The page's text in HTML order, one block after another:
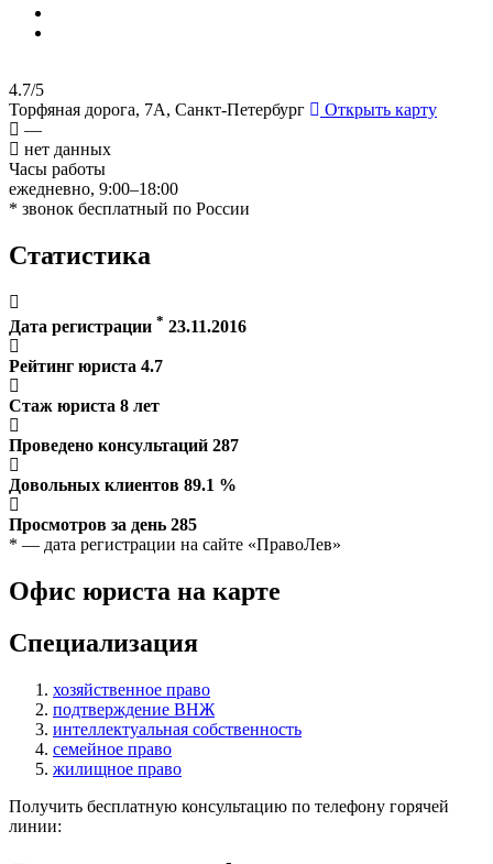
4.7/5
Торфяная дорога, 7А, Санкт-Петербург
Открыть карту
—
нет данных
Часы работы
ежедневно, 9:00–18:00
* звонок бесплатный по России
Статистика
Дата регистрации * 23.11.2016
Рейтинг юриста 4.7
Стаж юриста 8 лет
Проведено консультаций 287
Довольных клиентов 89.1 %
Просмотров за день 285
* — дата регистрации на сайте «ПравоЛев»
Офис юриста на карте
Специализация
хозяйственное право
подтверждение ВНЖ
интеллектуальная собственность
семейное право
жилищное право
Получить бесплатную консультацию по телефону горячей
линии: